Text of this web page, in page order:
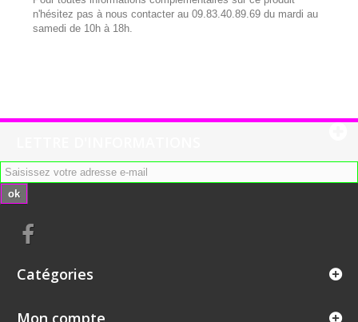
n'hésitez pas à nous contacter au 09.83.40.89.69 du mardi au
samedi de 10h à 18h.
ok
Catégories
Mon compte